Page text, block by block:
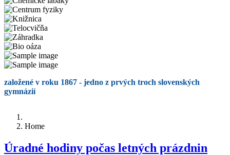
založené v roku 1867 - jedno z prvých troch slovenských
gymnázií
Home
Úradné hodiny počas letných prázdnin